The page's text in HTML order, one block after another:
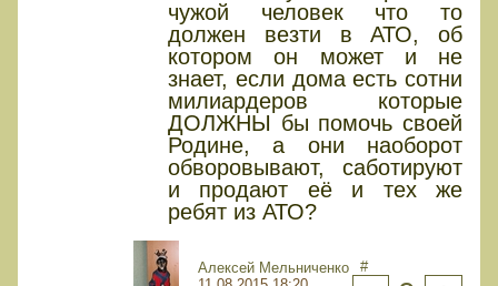
чужой человек что то
должен везти в АТО, об
котором он может и не
знает, если дома есть сотни
милиардеров которые
ДОЛЖНЫ бы помочь своей
Родине, а они наоборот
обворовывают, саботируют
и продают её и тех же
ребят из АТО?
Алексей Мельниченко
#